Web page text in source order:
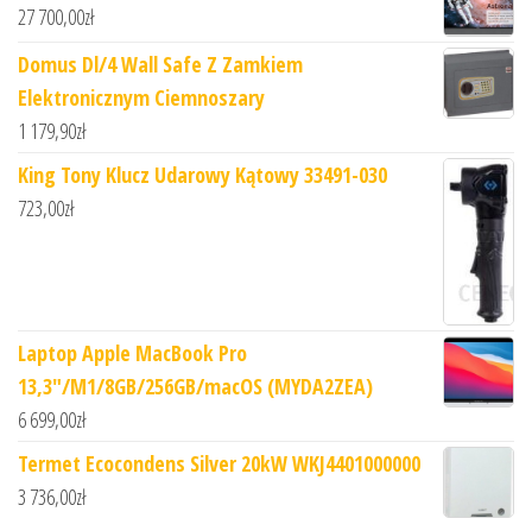
27 700,00zł
Domus Dl/4 Wall Safe Z Zamkiem
Elektronicznym Ciemnoszary
1 179,90zł
King Tony Klucz Udarowy Kątowy 33491-030
723,00zł
Laptop Apple MacBook Pro
13,3"/M1/8GB/256GB/macOS (MYDA2ZEA)
6 699,00zł
Termet Ecocondens Silver 20kW WKJ4401000000
3 736,00zł